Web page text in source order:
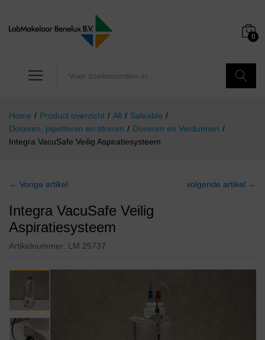
0
Home / Product overzicht / All / Saleable /
Doseren, pipetteren en titreren / Doseren en Verdunnen /
Integra VacuSafe Veilig Aspiratiesysteem
← Vorige artikel volgende artikel →
Integra VacuSafe Veilig
Aspiratiesysteem
Artikelnummer: LM 25737